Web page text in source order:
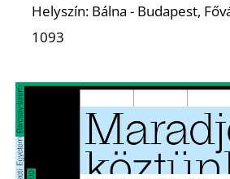
Helyszín: Bálna - Budapest,
1093